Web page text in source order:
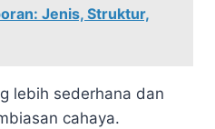
Jenis, Struktur,
lebih sederhana dan
cahaya.